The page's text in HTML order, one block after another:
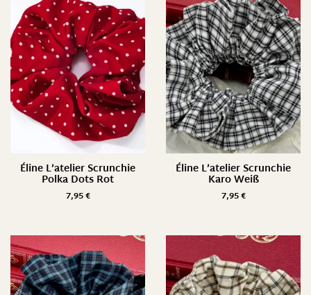
Éline L’atelier Scrunchie
Polka Dots Rot
7,95€
Éline L’atelier Scrunchie
Karo Weiß
7,95€